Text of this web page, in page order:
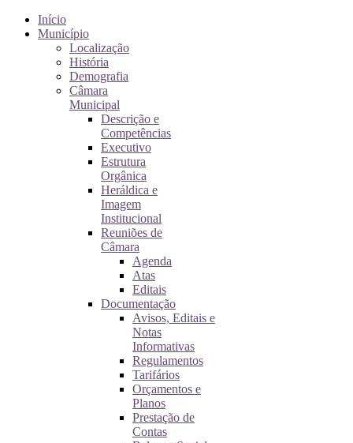
Início
Município
Localização
História
Demografia
Câmara
Municipal
Descrição e
Competências
Executivo
Estrutura
Orgânica
Heráldica e
Imagem
Institucional
Reuniões de
Câmara
Agenda
Atas
Editais
Documentação
Avisos, Editais e
Notas
Informativas
Regulamentos
Tarifários
Orçamentos e
Planos
Prestação de
Contas